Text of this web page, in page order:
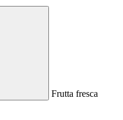
Frutta fresca